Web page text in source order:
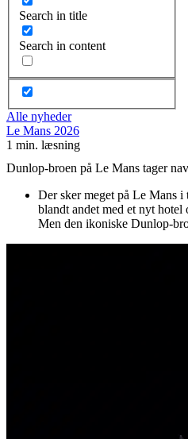
Search in title
Search in content
Alle nyheder
Le Mans 2026
1 min. læsning
Dunlop-broen på Le Mans tager
Der sker meget på Le Mans
blandt andet med et nyt hotel
Men den ikoniske Dunlop-